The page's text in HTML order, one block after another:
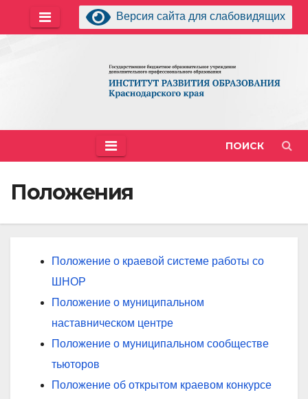
Версия сайта для слабовидящих
ПОИСК
Положения
Положение о краевой системе работы со
ШНОР
Положение о муниципальном
наставническом центре
Положение о муниципальном сообществе
тьюторов
Положение об открытом краевом конкурсе